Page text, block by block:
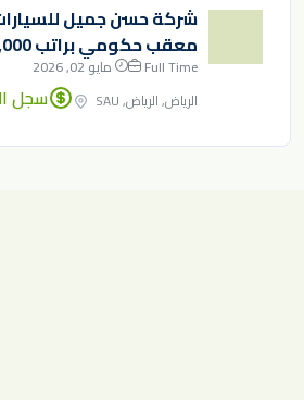
شركة حسن جميل
معقب حكومي براتب 5,000 ريال
Full Time
مايو 02, 2026
الرياض, الرياض, SAU
سجل